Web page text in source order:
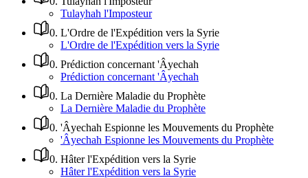
Tulayhah l'Imposteur
0. L'Ordre de l'Expédition vers la Syrie
L'Ordre de l'Expédition vers la Syrie
0. Prédiction concernant 'Âyechah
Prédiction concernant 'Âyechah
0. La Dernière Maladie du Prophète
La Dernière Maladie du Prophète
0. 'Âyechah Espionne les Mouvements du Prophète
'Âyechah Espionne les Mouvements du Prophète
0. Hâter l'Expédition vers la Syrie
Hâter l'Expédition vers la Syrie